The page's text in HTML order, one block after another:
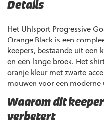
Details
Het Uhlsport Progressive
Orange Black is een
keepers, bestaande uit een
en een lange broek. Het
oranje kleur met zwarte
mouwen voor een moderne
Waarom dit
verbetert